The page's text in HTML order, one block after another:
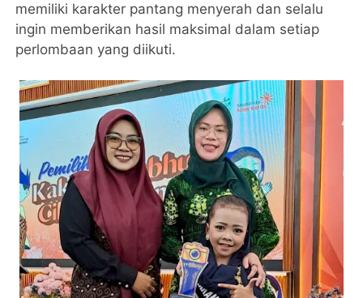
memiliki karakter pantang menyerah dan selalu
ingin memberikan hasil maksimal dalam setiap
perlombaan yang diikuti.